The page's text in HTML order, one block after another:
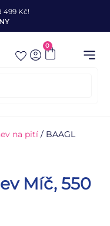
499 Kč!
0
na pití / BAAGL
Míč, 550